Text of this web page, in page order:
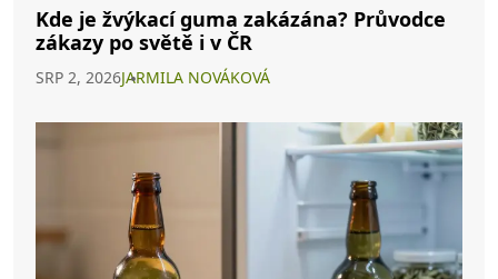
Kde je žvýkací guma zakázána? Průvodce
zákazy po světě i v ČR
SRP 2, 2026JARMILA NOVÁKOVÁ